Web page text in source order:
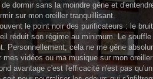
dormir sans la moindre gêne et
sur mon oreiller tranquillisant.
le point noir des purificateurs : le
réduit son régime au minimum. Le
Personnellement, cela ne me gêne
mes vidéos ou ma musique sur mon
avantage c'est l'efficacité n'est pas